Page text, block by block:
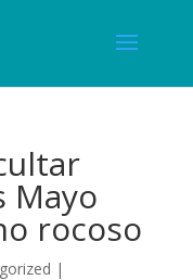
Mayo
rocoso
|